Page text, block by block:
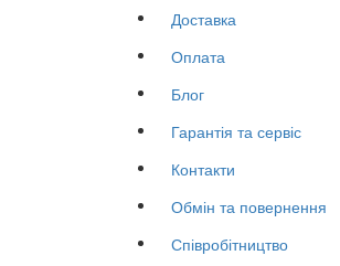
Доставка
Оплата
Блог
Гарантія та сервіс
Контакти
Обмін та повернення
Співробітництво